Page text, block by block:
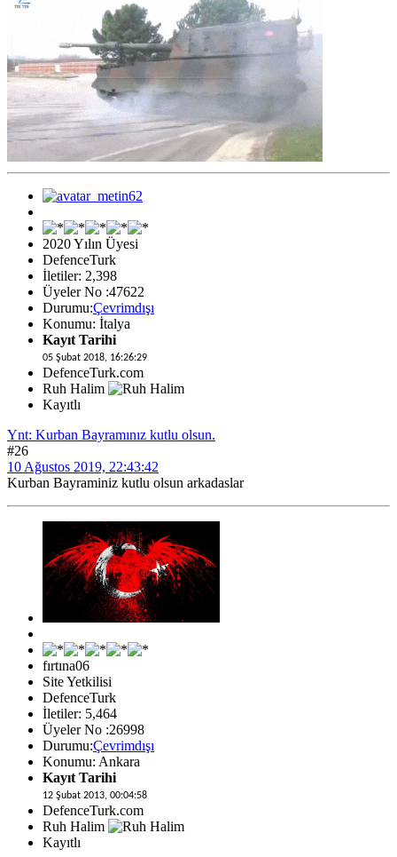
2020 Yılın Üyesi
DefenceTurk
İletiler: 2,398
Üyeler No :47622
Durumu:Çevrimdışı
Konumu: İtalya
Kayıt Tarihi
05 Şubat 2018, 16:26:29
DefenceTurk.com
Ruh Halim
Kayıtlı
Ynt: Kurban Bayramınız kutlu olsun.
#26
10 Ağustos 2019, 22:43:42
Kurban Bayraminiz kutlu olsun arkadaslar
fırtına06
Site Yetkilisi
DefenceTurk
İletiler: 5,464
Üyeler No :26998
Durumu:Çevrimdışı
Konumu: Ankara
Kayıt Tarihi
12 Şubat 2013, 00:04:58
DefenceTurk.com
Ruh Halim
Kayıtlı